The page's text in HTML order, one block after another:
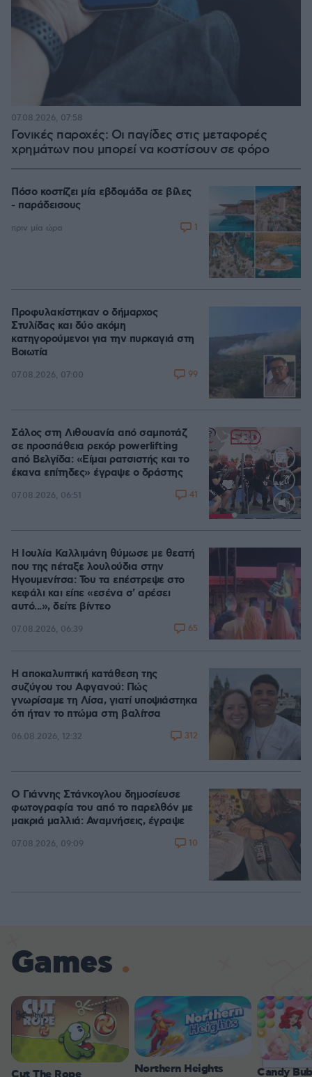
Γονικές παροχές: Οι παγίδες στις μεταφορές
χρημάτων που μπορεί να κοστίσουν σε φόρο
07.08.2026, 07:58
Πόσο κοστίζει μία εβδομάδα σε βίλες
- παράδεισους
πριν μία ώρα 1
Προφυλακίστηκαν ο δήμαρχος
Στυλίδας και δύο ακόμη
κατηγορούμενοι για την πυρκαγιά στη
Βοιωτία
07.08.2026, 07:00 99
Loaded
Σάλος στη Λιθουανία από σαμποτάζ
σε προσπάθεια ρεκόρ powerlifting
από Βελγίδα: «Είμαι ρατσιστής και το
έκανα επίτηδες» έγραψε ο δράστης
07.08.2026, 06:51 41
Η Ιουλία Καλλιμάνη θύμωσε με θεατή
που της πέταξε λουλούδια στην
Ηγουμενίτσα: Του τα επέστρεψε στο
κεφάλι και είπε «εσένα σ' αρέσει
αυτό...», δείτε βίντεο
07.08.2026, 06:39 65
Η αποκαλυπτική κατάθεση της
συζύγου του Αφγανού: Πώς
γνωρίσαμε τη Λίσα, γιατί υποψιάστηκα
ότι ήταν το πτώμα στη βαλίτσα
06.08.2026, 12:32 312
Ο Γιάννης Στάνκογλου δημοσίευσε
φωτογραφία του από το παρελθόν με
μακριά μαλλιά: Αναμνήσεις, έγραψε
07.08.2026, 09:09 10
Games
Northern Heights Candy